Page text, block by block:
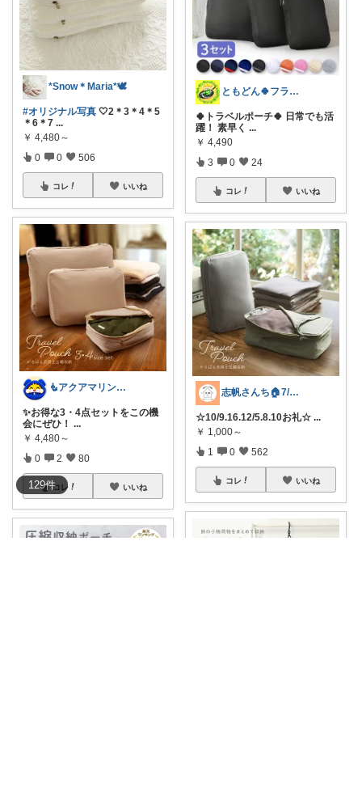
129件
*Snow＊Maria*🕊️
#オリジナル写真 🤍2＊3＊4＊5
＊6＊7 ...
￥ 4,480～
0 0 506
コレ いいね
🧜アクアマリン⚡️暮らしに笑顔をプラス
✨お得な3・4点セットをこの機
会にぜひ！ ...
￥ 4,480～
0 2 80
コレ いいね
ともどん🍀フライパン料理ある暮らし🍳
🍀トラベルポーチ🍀 日常でも活
躍！ 素早く ...
￥ 4,490
3 0 24
コレ いいね
志帆さんち🏠7/18トラベル経由感謝♡
☆10/9.16.12/5.8.10お礼☆ ...
￥ 1,000～
1 0 562
コレ いいね